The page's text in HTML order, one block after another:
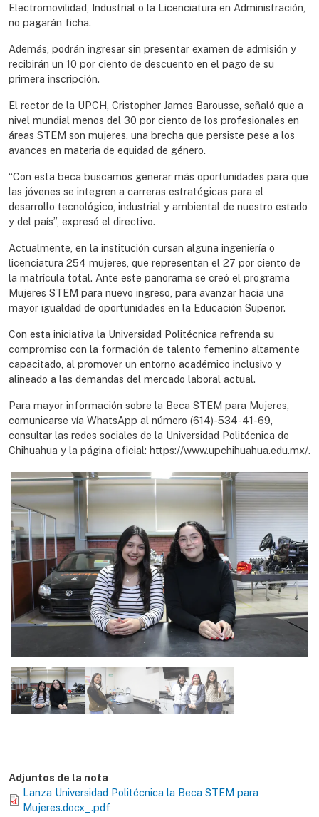
Electromovilidad, Industrial o la Licenciatura en Administración,
no pagarán ficha.
Además, podrán ingresar sin presentar examen de admisión y
recibirán un 10 por ciento de descuento en el pago de su
primera inscripción.
El rector de la UPCH, Cristopher James Barousse, señaló que a
nivel mundial menos del 30 por ciento de los profesionales en
áreas STEM son mujeres, una brecha que persiste pese a los
avances en materia de equidad de género.
“Con esta beca buscamos generar más oportunidades para que
las jóvenes se integren a carreras estratégicas para el
desarrollo tecnológico, industrial y ambiental de nuestro estado
y del país”, expresó el directivo.
Actualmente, en la institución cursan alguna ingeniería o
licenciatura 254 mujeres, que representan el 27 por ciento de
la matrícula total. Ante este panorama se creó el programa
Mujeres STEM para nuevo ingreso, para avanzar hacia una
mayor igualdad de oportunidades en la Educación Superior.
Con esta iniciativa la Universidad Politécnica refrenda su
compromiso con la formación de talento femenino altamente
capacitado, al promover un entorno académico inclusivo y
alineado a las demandas del mercado laboral actual.
Para mayor información sobre la Beca STEM para Mujeres,
comunicarse vía WhatsApp al número (614)-534-41-69,
consultar las redes sociales de la Universidad Politécnica de
Chihuahua y la página oficial: https://www.upchihuahua.edu.mx/.
Adjuntos de la nota
Lanza Universidad Politécnica la Beca STEM para
Mujeres.docx_.pdf